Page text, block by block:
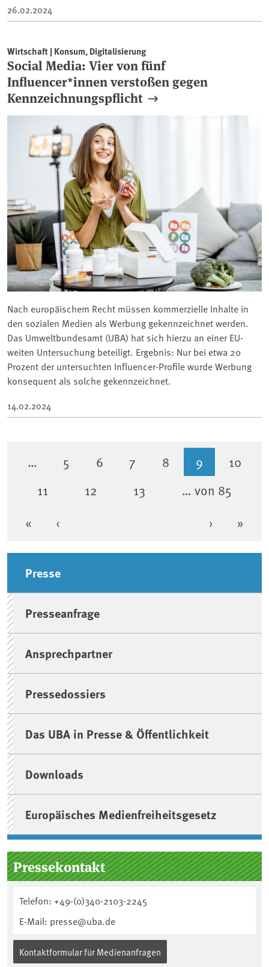
26.02.2024
Wirtschaft | Konsum, Digitalisierung
Social Media: Vier von fünf
Influencer*innen verstoßen gegen
Kennzeichnungspflicht
Nach europäischem Recht müssen kommerzielle Inhalte in
den sozialen Medien als Werbung gekennzeichnet werden.
Das Umweltbundesamt (UBA) hat sich hierzu an einer EU-
weiten Untersuchung beteiligt. Ergebnis: Nur bei etwa 20
Prozent der untersuchten Influencer-Profile wurde Werbung
konsequent als solche gekennzeichnet.
14.02.2024
Erste Seite
« Vorherige Seite
‹
… Seite
5 Seite
6 Seite
7 Seite
8 Aktuelle
9 Seite
10
Seite
11 Seite
12 Seite
13 … von 85
Nächste
› »
Presse
Presseanfrage
Ansprechpartner
Pressedossiers
Das UBA in Presse & Öffentlichkeit
Downloads
Europäisches Medienfreiheitsgesetz
Pressekontakt
Telefon: +49-(0)340-2103-2245
E-Mail: presse@uba.de
Kontaktformular für Medienanfragen